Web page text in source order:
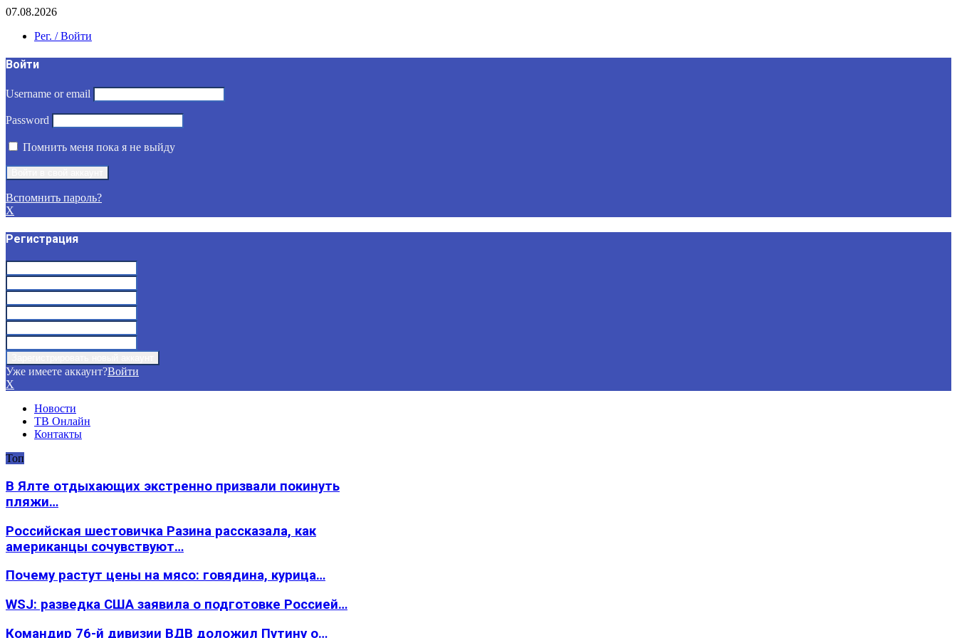
07.08.2026
Рег. / Войти
Войти
Username or email
Password
Помнить меня пока я не выйду
Вспомнить пароль?
X
Регистрация
Уже имеете аккаунт?Войти
X
Новости
ТВ Онлайн
Контакты
Топ
В Ялте отдыхающих экстренно призвали покинуть
пляжи…
Российская шестовичка Разина рассказала, как
американцы сочувствуют…
Почему растут цены на мясо: говядина, курица…
WSJ: разведка США заявила о подготовке Россией…
Командир 76-й дивизии ВДВ доложил Путину о…